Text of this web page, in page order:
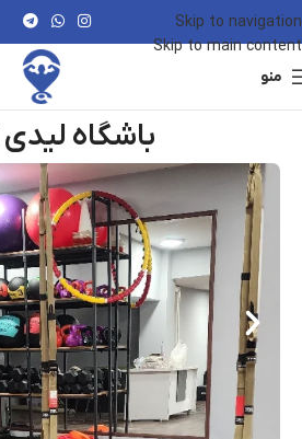
Skip to navigation
Skip to main content
منو
باشگاه لیدی